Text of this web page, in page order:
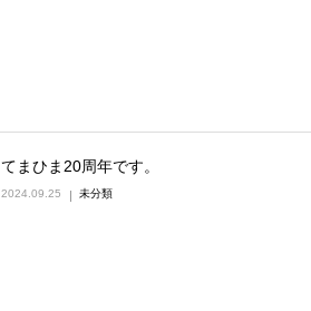
てまひま20周年です。
2024.09.25 未分類